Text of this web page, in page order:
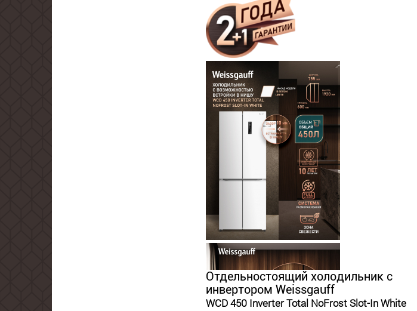
Отдельностоящий холодильник с
инвертором Weissgauff
WCD 450 Inverter Total NoFrost Slot-In White